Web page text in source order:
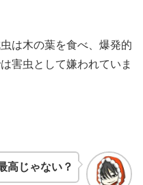
は木の葉を食べ、爆発的
害虫として嫌われていま
高じゃない？